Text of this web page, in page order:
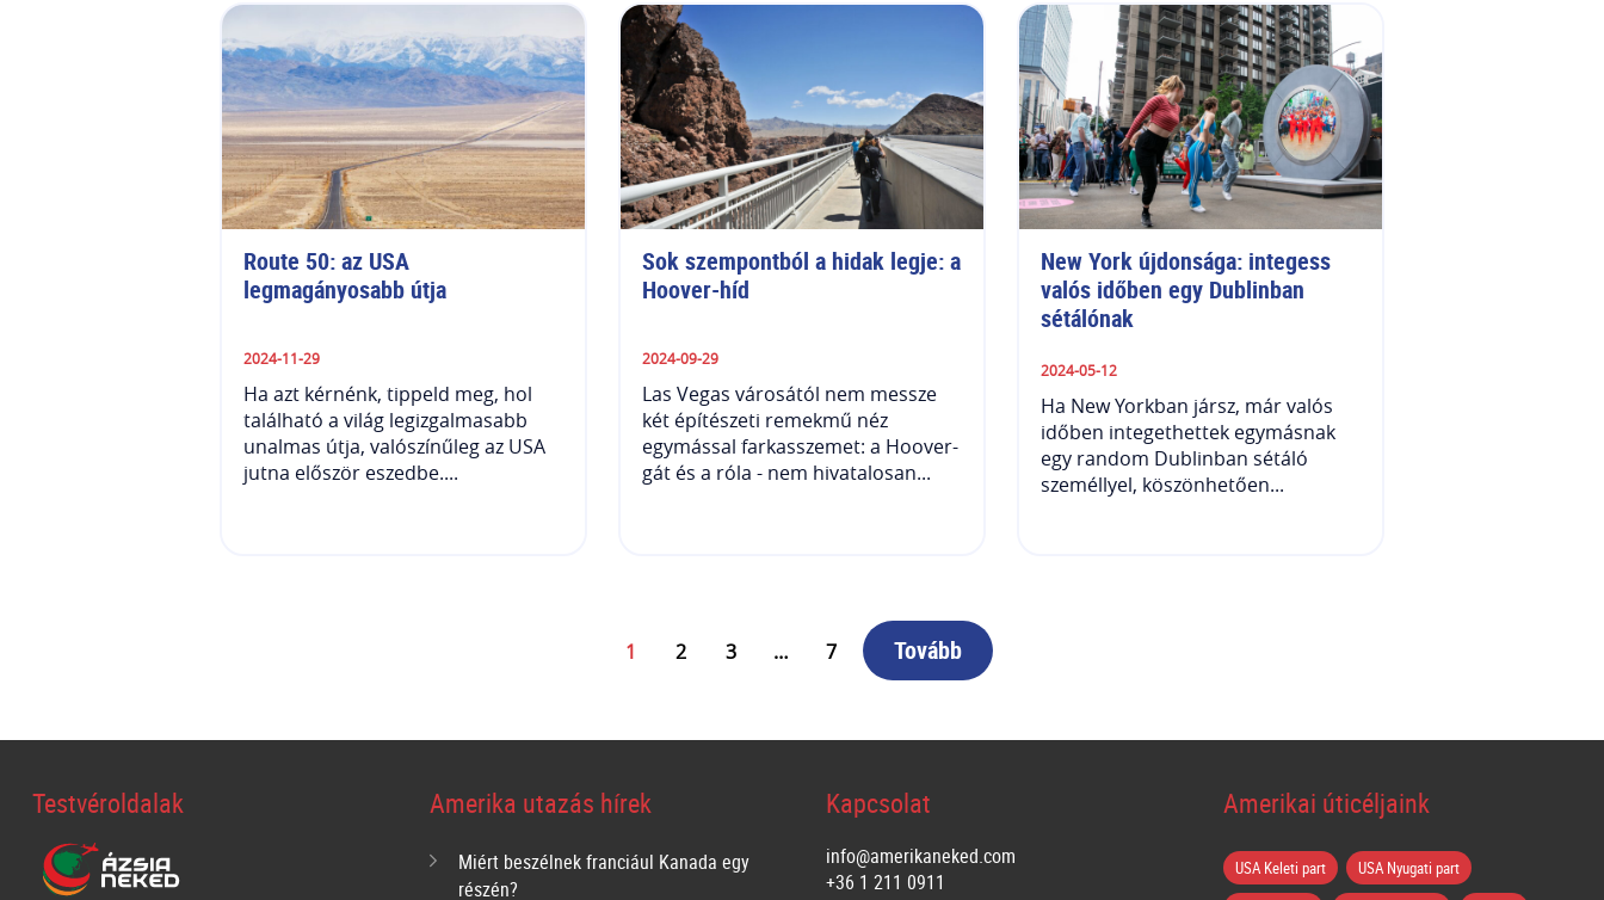
Route 50: az USA
legmagányosabb útja
2024-11-29
Ha azt kérnénk, tippeld meg, hol
található a világ legizgalmasabb
unalmas útja, valószínűleg az USA
jutna először eszedbe....
Sok szempontból a hidak legje: a
Hoover-híd
2024-09-29
Las Vegas városától nem messze
két építészeti remekmű néz
egymással farkasszemet: a Hoover-
gát és a róla - nem hivatalosan...
New York újdonsága: integess
valós időben egy Dublinban
sétálónak
2024-05-12
Ha New Yorkban jársz, már valós
időben integethettek egymásnak
egy random Dublinban sétáló
személlyel, köszönhetően...
1 2 3 … 7 Tovább
Testvéroldalak Amerika utazás hírek
Miért beszélnek franciául Kanada egy
részén?
Kapcsolat
info@amerikaneked.com
+36 1 211 0911
Amerikai úticéljaink
USA Keleti part
USA Nyugati part